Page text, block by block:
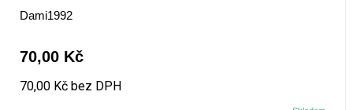
Dami1992
70,00 Kč
70,00 Kč bez DPH